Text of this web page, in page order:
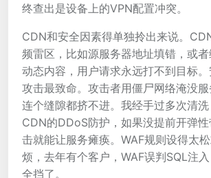
终查出是设备上的VPN配置冲突。
CDN和安全因素得单独拎出来说。
频雷区，比如源服务器地址填错，或
动态内容，用户请求永远打不到目标
攻击最致命。攻击者用僵尸网络淹没
连个缝隙都挤不进。我经手过多次清
CDN的DDoS防护，如果没提前开弹
击就能让服务瘫痪。WAF规则设得太
烦，去年有个客户，WAF误判SQL注
全挡了。